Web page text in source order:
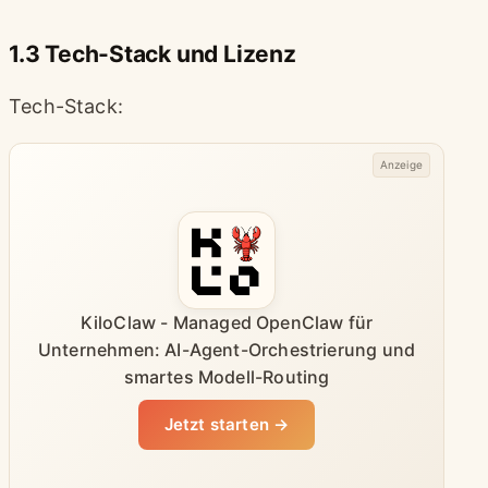
1.3 Tech-Stack und Lizenz
Tech-Stack:
KiloClaw - Managed OpenClaw für
Unternehmen: AI-Agent-Orchestrierung und
smartes Modell-Routing
Jetzt starten →
Anzeige